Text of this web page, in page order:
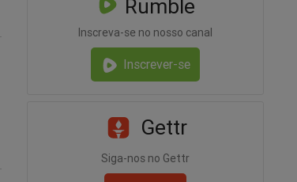
Rumble
Inscreva-se no nosso canal
Inscrever-se
Gettr
Siga-nos no Gettr